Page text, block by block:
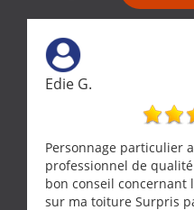
Edie G.
Personnage particulier
professionnel de qualité
bon conseil concernant
sur ma toiture Surpris